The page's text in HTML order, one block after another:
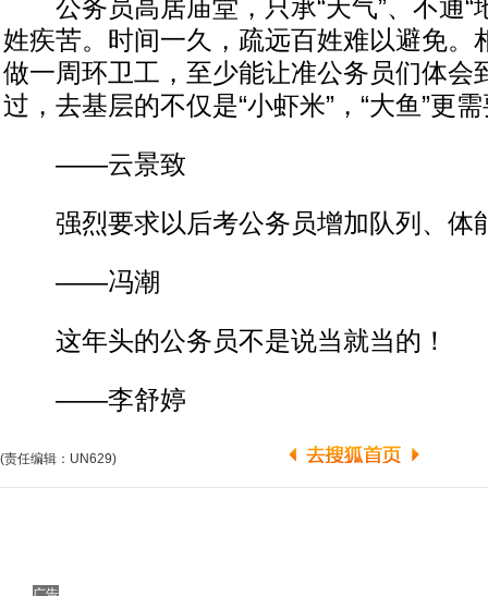
公务员高居庙堂，只承“天气”、不通“
姓疾苦。时间一久，疏远百姓难以避免。
做一周环卫工，至少能让准公务员们体会
过，去基层的不仅是“小虾米”，“大鱼”更
——云景致
强烈要求以后考公务员增加队列、体
——冯潮
这年头的公务员不是说当就当的！
——李舒婷
(责任编辑：UN629)